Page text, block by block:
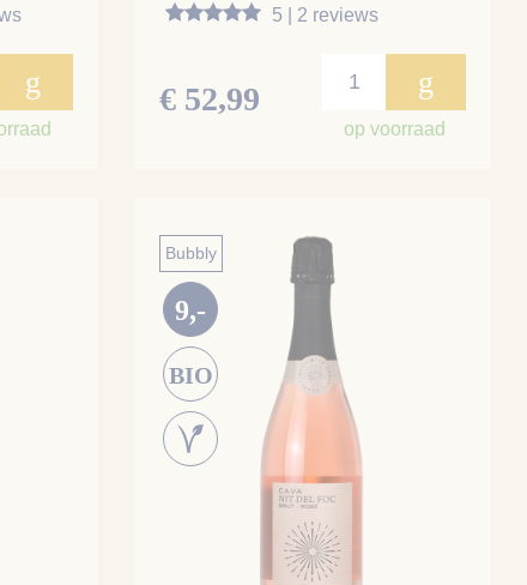
g
5 | 2 reviews
€ 52,99 g
op voorraad
Bubbly
9,-
BIO